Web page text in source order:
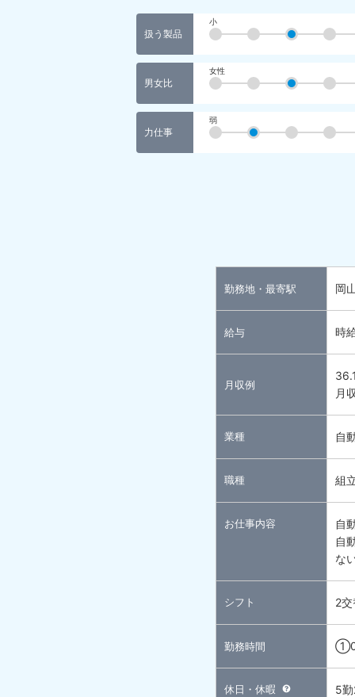
扱う製品
小
男女比
女性
力仕事
弱
勤務地・最寄駅 岡
給与 時
月収例
月
業種 自
職種 組
お仕事内容
自
自
な
シフト 2
勤務時間
休日・休暇 5